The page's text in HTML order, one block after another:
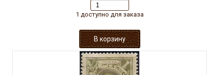
1 доступно для заказа